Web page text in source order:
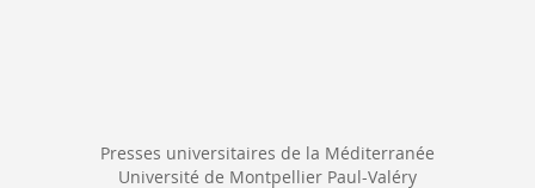
Presses universitaires de la Méditerranée
Université de Montpellier Paul-Valéry